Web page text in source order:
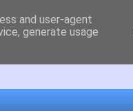
and user-agent
generate usage